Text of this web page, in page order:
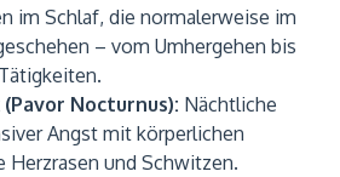
im Schlaf, die normalerweise im
– vom Umhergehen bis
Nocturnus): Nächtliche
Angst mit körperlichen
Herzrasen und Schwitzen.